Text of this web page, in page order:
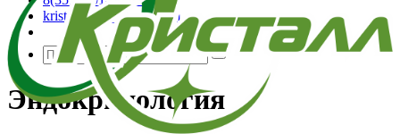
kristallcentr@gmail.com
Эндокринология